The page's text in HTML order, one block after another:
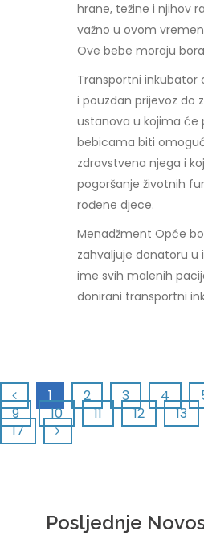
hrane, težine i njihov
važno u ovom
Ove bebe moraju
Transportni inkubator
i pouzdan prijevoz do
ustanova u kojima će
bebicama biti
zdravstvena njega i
pogoršanje životnih
rođene djece.
Menadžment Opće
zahvaljuje donatoru u
ime svih malenih
donirani transportni
1 2 3 4
9
10 11 12 13
17
Posljednje